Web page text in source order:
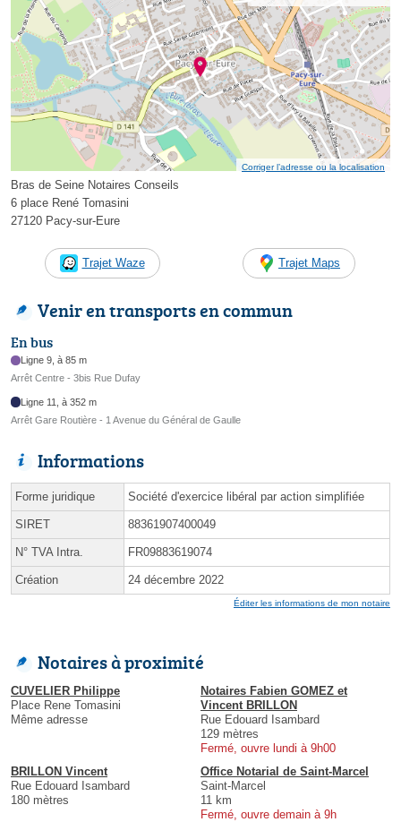
Corriger l’adresse ou la localisation
Bras de Seine Notaires Conseils
6 place René Tomasini
27120 Pacy-sur-Eure
Trajet Waze Trajet Maps
Venir en transports en commun
En bus
Ligne 9, à 85 m
Arrêt Centre - 3bis Rue Dufay
Ligne 11, à 352 m
Arrêt Gare Routière - 1 Avenue du Général de Gaulle
Informations
Forme juridique Société d'exercice libéral par action simplifiée
SIRET 88361907400049
N° TVA Intra. FR09883619074
Création 24 décembre 2022
Éditer les informations de mon notaire
Notaires à proximité
CUVELIER Philippe
Place Rene Tomasini
Même adresse
Notaires Fabien GOMEZ et
Vincent BRILLON
Rue Edouard Isambard
129 mètres
Fermé, ouvre lundi à 9h00
BRILLON Vincent
Rue Edouard Isambard
180 mètres
Office Notarial de Saint-Marcel
Saint-Marcel
11 km
Fermé, ouvre demain à 9h